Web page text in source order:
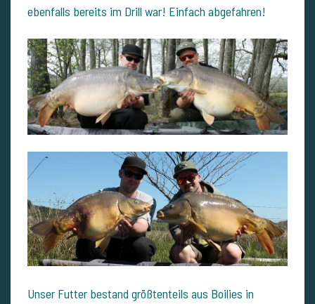
ebenfalls bereits im Drill war! Einfach abgefahren!
Unser Futter bestand größtenteils aus Boilies in